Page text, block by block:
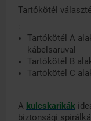
Tartókötél
:
Tartókötél A
kábelsaruval
Tartókötél B
Tartókötél C
A kulcskarikák
biztonsági